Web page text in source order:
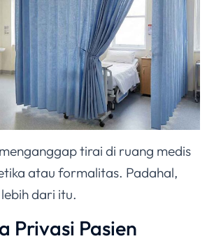
tirai di ruang medis
atau formalitas. Padahal,
dari itu.
Privasi Pasien